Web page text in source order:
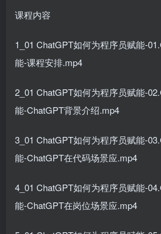
课程内容
1_01 ChatGPT如何为程序员赋能-
能-课程安排.mp4
2_01 ChatGPT如何为程序员赋能-
能-ChatGPT背景介绍.mp4
3_01 ChatGPT如何为程序员赋能-
能-ChatGPT在代码场景应.mp4
4_01 ChatGPT如何为程序员赋能-
能-ChatGPT在岗位场景应.mp4